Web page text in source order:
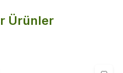
Ürünler